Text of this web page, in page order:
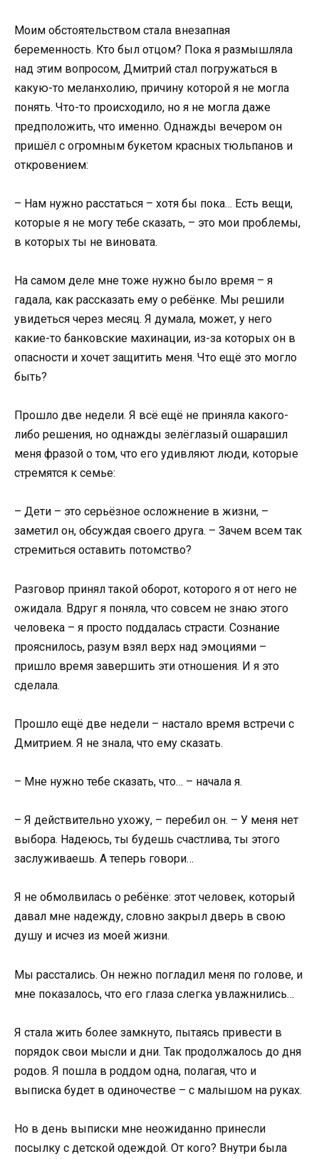
Моим обстоятельством стала внезапная
беременность. Кто был отцом? Пока я размышляла
над этим вопросом, Дмитрий стал погружаться в
какую-то меланхолию, причину которой я не могла
понять. Что-то происходило, но я не могла даже
предположить, что именно. Однажды вечером он
пришёл с огромным букетом красных тюльпанов и
откровением:
– Нам нужно расстаться – хотя бы пока… Есть вещи,
которые я не могу тебе сказать, – это мои проблемы,
в которых ты не виновата.
На самом деле мне тоже нужно было время – я
гадала, как рассказать ему о ребёнке. Мы решили
увидеться через месяц. Я думала, может, у него
какие-то банковские махинации, из-за которых он в
опасности и хочет защитить меня. Что ещё это могло
быть?
Прошло две недели. Я всё ещё не приняла какого-
либо решения, но однажды зелёглазый ошарашил
меня фразой о том, что его удивляют люди, которые
стремятся к семье:
– Дети – это серьёзное осложнение в жизни, –
заметил он, обсуждая своего друга. – Зачем всем так
стремиться оставить потомство?
Разговор принял такой оборот, которого я от него не
ожидала. Вдруг я поняла, что совсем не знаю этого
человека – я просто поддалась страсти. Сознание
прояснилось, разум взял верх над эмоциями –
пришло время завершить эти отношения. И я это
сделала.
Прошло ещё две недели – настало время встречи с
Дмитрием. Я не знала, что ему сказать.
– Мне нужно тебе сказать, что… – начала я.
– Я действительно ухожу, – перебил он. – У меня нет
выбора. Надеюсь, ты будешь счастлива, ты этого
заслуживаешь. А теперь говори…
Я не обмолвилась о ребёнке: этот человек, который
давал мне надежду, словно закрыл дверь в свою
душу и исчез из моей жизни.
Мы расстались. Он нежно погладил меня по голове, и
мне показалось, что его глаза слегка увлажнились…
Я стала жить более замкнуто, пытаясь привести в
порядок свои мысли и дни. Так продолжалось до дня
родов. Я пошла в роддом одна, полагая, что и
выписка будет в одиночестве – с малышом на руках.
Но в день выписки мне неожиданно принесли
посылку с детской одеждой. От кого? Внутри была